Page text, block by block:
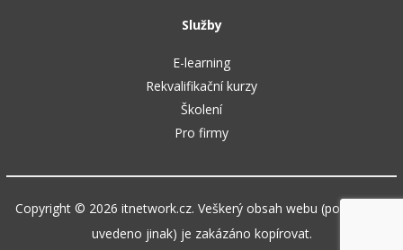
Služby
E-learning
Rekvalifikační kurzy
Školení
Pro firmy
Copyright © 2026 itnetwork.cz. Veškerý obsah webu (pokud není
uvedeno jinak) je zakázáno kopírovat.